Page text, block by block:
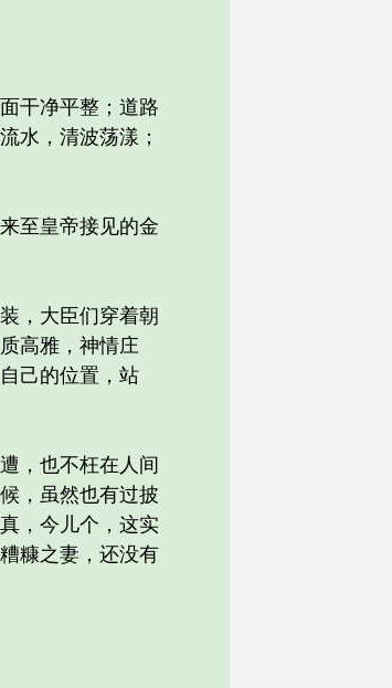
干净平整；道路
水，清波荡漾；
至皇帝接见的金
，大臣们穿着朝
高雅，神情庄
己的位置，站
，也不枉在人间
，虽然也有过披
，今儿个，这实
糠之妻，还没有